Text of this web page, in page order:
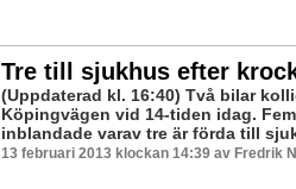
Tre till sjukhus efter
(Uppdaterad kl. 16:40) Två bilar
Köpingvägen vid 14-tiden idag.
inblandade varav tre är förda till
13 februari 2013 klockan 14:39 av Fredrik